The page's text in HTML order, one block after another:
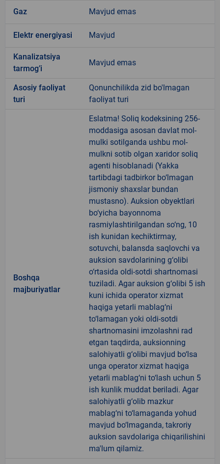
Gaz Mavjud emas
Elektr energiyasi Mavjud
Kanalizatsiya
tarmogʼi
Mavjud emas
Аsosiy faoliyat
turi
Qonunchilikda zid bo'lmagan
faoliyat turi
Boshqa
majburiyatlar
Eslatma! Soliq kodeksining 256-
moddasiga asosan davlat mol-
mulki sotilganda ushbu mol-
mulkni sotib olgan xaridor soliq
agenti hisoblanadi (Yakka
tartibdagi tadbirkor bo‘lmagan
jismoniy shaxslar bundan
mustasno). Auksion obyektlari
bo‘yicha bayonnoma
rasmiylashtirilgandan so‘ng, 10
ish kunidan kechiktirmay,
sotuvchi, balansda saqlovchi va
auksion savdolarining g‘olibi
o‘rtasida oldi-sotdi shartnomasi
tuziladi. Agar auksion g‘olibi 5 ish
kuni ichida operator xizmat
haqiga yetarli mablag‘ni
to‘lamagan yoki oldi-sotdi
shartnomasini imzolashni rad
etgan taqdirda, auksionning
salohiyatli g‘olibi mavjud bo‘lsa
unga operator xizmat haqiga
yetarli mablag‘ni to‘lash uchun 5
ish kunlik muddat beriladi. Agar
salohiyatli g‘olib mazkur
mablag‘ni to‘lamaganda yohud
mavjud bo‘lmaganda, takroriy
auksion savdolariga chiqarilishini
ma'lum qilamiz.